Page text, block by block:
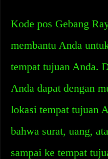
Kode pos Gebang
membantu Anda
tempat tujuan Anda.
Anda dapat dengan
lokasi tempat tujuan
bahwa surat, uang,
sampai ke tempat